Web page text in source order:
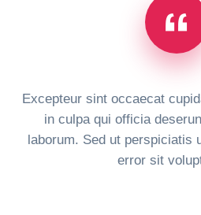
Excepteur sint occaecat
in culpa qui officia
laborum. Sed ut perspiciatis
error sit